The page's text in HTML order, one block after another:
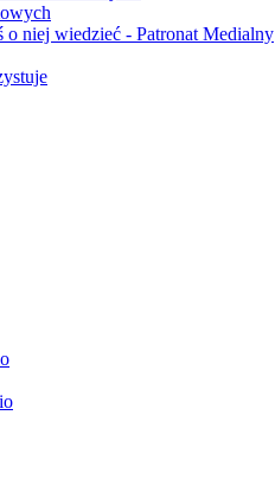
niej wiedzieć - Patronat Medialny